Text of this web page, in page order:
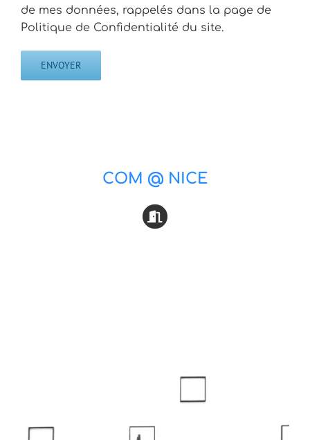
de mes données, rappelés dans la page de
Politique de Confidentialité du site.
COM @ NICE